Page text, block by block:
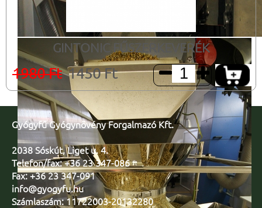
GINTONIC FŰSZERKEVERÉK
1980 Ft 1450 Ft  
Gyógyfű Gyógynövény Forgalmazó Kft.
2038 Sóskút, Liget u. 4.
Telefon/fax: +36 23 347-086
Fax: +36 23 347-091
info@gyogyfu.hu
Számlaszám: 11722003-20132280